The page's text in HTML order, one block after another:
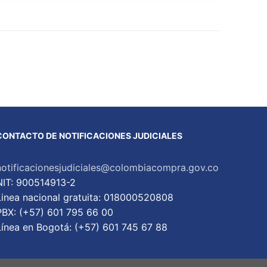
DE NOTIFICACIONES JUDICIALES
900514913-2
nacional gratuita: 018000520808
(+57) 601 795 66 00
en Bogotá: (+57) 601 745 67 88